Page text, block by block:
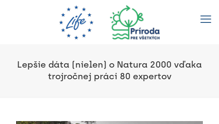
Lepšie dáta (nielen) o Natura 2000 vďaka
trojročnej práci 80 expertov